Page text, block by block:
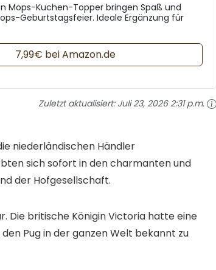
Mops-Kuchen-Topper bringen Spaß und
Geburtstagsfeier. Ideale Ergänzung für
7,99€ bei Amazon.de
Zuletzt aktualisiert: Juli 23, 2026 2:31 p.m.
niederländischen Händler
sich sofort in den charmanten und
der Hofgesellschaft.
Die britische Königin Victoria hatte eine
Pug in der ganzen Welt bekannt zu